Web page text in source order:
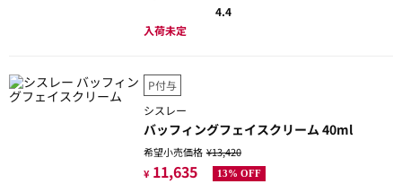
4.4
入荷未定
P付与
シスレー
バッフィングフェイスクリーム 40ml
希望小売価格¥13,420
¥ 11,635 13% OFF